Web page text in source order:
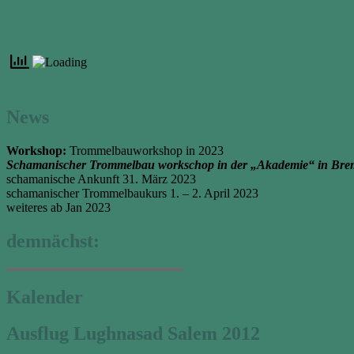
News
Workshop: Trommelbauworkshop in 2023
Schamanischer Trommelbau workschop in der „Akademie“ in
schamanische Ankunft 31. März 2023
schamanischer Trommelbaukurs 1. – 2. April 2023
weiteres ab Jan 2023
demnächst:
Kalender
Ausflug Lughnasad Salem 2012